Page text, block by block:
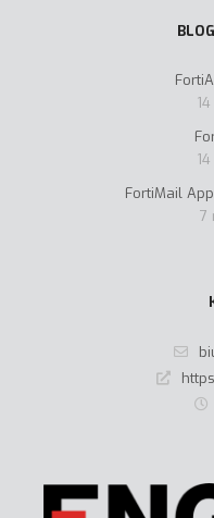
FortiMail
7